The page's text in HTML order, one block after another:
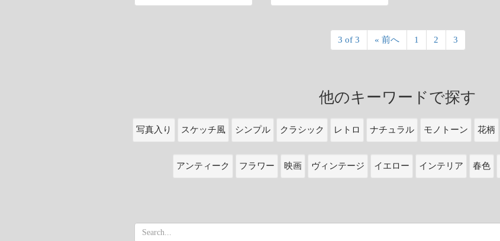
3 of 3 « 前へ 1 2 3
他のキーワードで探す
写真入り スケッチ風 シンプル クラシック レトロ ナチュラル モノトーン 花柄
アンティーク フラワー 映画 ヴィンテージ イエロー インテリア 春色